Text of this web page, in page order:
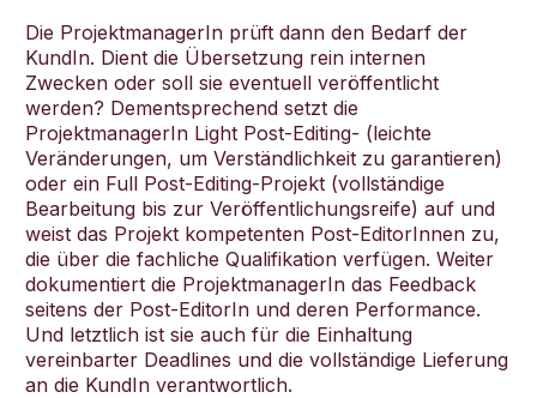
Die ProjektmanagerIn prüft dann den Bedarf der
KundIn. Dient die Übersetzung rein internen
Zwecken oder soll sie eventuell veröffentlicht
werden? Dementsprechend setzt die
ProjektmanagerIn Light Post-Editing- (leichte
Veränderungen, um Verständlichkeit zu garantieren)
oder ein Full Post-Editing-Projekt (vollständige
Bearbeitung bis zur Veröffentlichungsreife) auf und
weist das Projekt kompetenten Post-EditorInnen zu,
die über die fachliche Qualifikation verfügen. Weiter
dokumentiert die ProjektmanagerIn das Feedback
seitens der Post-EditorIn und deren Performance.
Und letztlich ist sie auch für die Einhaltung
vereinbarter Deadlines und die vollständige Lieferung
an die KundIn verantwortlich.